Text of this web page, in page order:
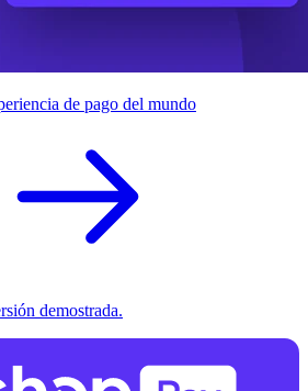
de pago del mundo
demostrada.